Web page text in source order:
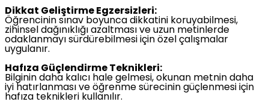
Dikkat Geliştirme Egzersizleri:
Öğrencinin sınav boyunca dikkatini koruyabilmesi,
zihinsel dağınıklığı azaltması ve uzun metinlerde
odaklanmayı sürdürebilmesi için özel çalışmalar
uygulanır.
Hafıza Güçlendirme Teknikleri:
Bilginin daha kalıcı hale gelmesi, okunan metnin daha
iyi hatırlanması ve öğrenme sürecinin güçlenmesi için
hafıza teknikleri kullanılır.